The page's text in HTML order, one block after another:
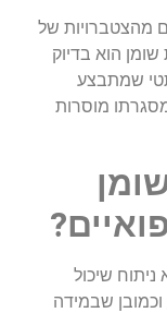
מהצטברויות של
הוא בדיוק
שמתבצע
מוסרות
ניתוח שיכול
וכמובן שבמידה